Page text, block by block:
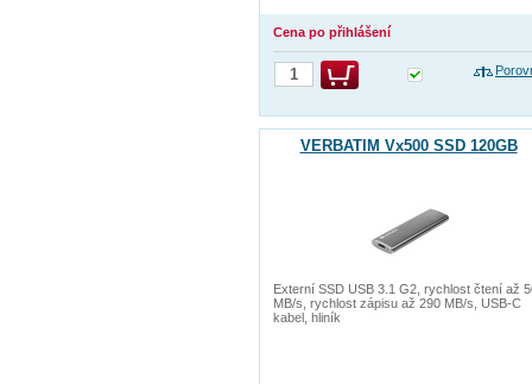
Cena po přihlášení
VERBATIM Vx500 SSD 120GB
Externí SSD USB 3.1 G2, rychlost čtení až
MB/s, rychlost zápisu až 290 MB/s, USB-C
kabel, hliník